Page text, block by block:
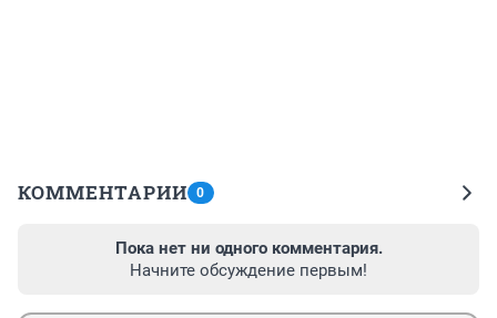
КОММЕНТАРИИ 0
Пока нет ни одного комментария.
Начните обсуждение первым!